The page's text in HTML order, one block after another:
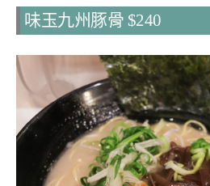
味玉九州豚骨 $240